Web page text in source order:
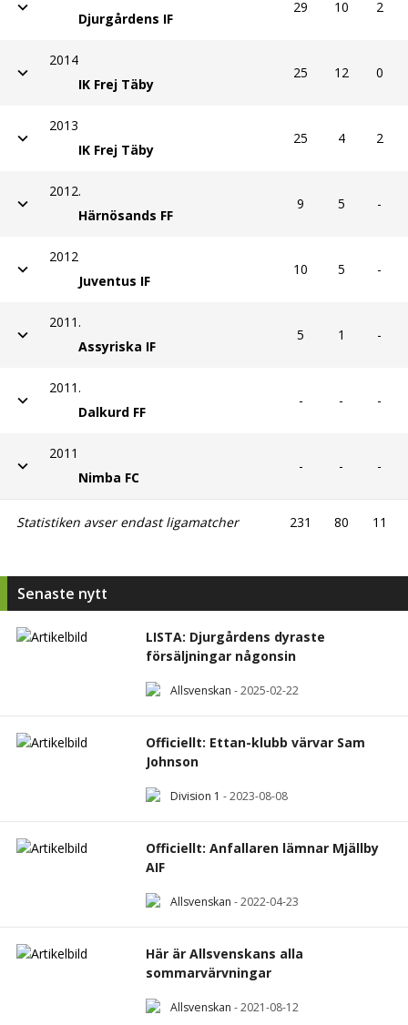
Djurgårdens IF
29 10 2
2014
IK Frej Täby
25 12 0
2013
IK Frej Täby
25 4 2
2012.
Härnösands FF
9 5 -
2012
Juventus IF
10 5 -
2011.
Assyriska IF
5 1 -
2011.
Dalkurd FF
- - -
2011
Nimba FC
- - -
Statistiken avser endast ligamatcher 231 80 11
Senaste nytt
LISTA: Djurgårdens dyraste
försäljningar någonsin
Allsvenskan -2025-02-22
Officiellt: Ettan-klubb värvar Sam
Johnson
Division 1 -2023-08-08
Officiellt: Anfallaren lämnar Mjällby
AIF
Allsvenskan -2022-04-23
Här är Allsvenskans alla
sommarvärvningar
Allsvenskan -2021-08-12